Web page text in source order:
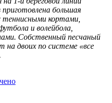
большая
теннисными кортами,
и волейбола,
Собственный песчаный
на двоих по системе «все